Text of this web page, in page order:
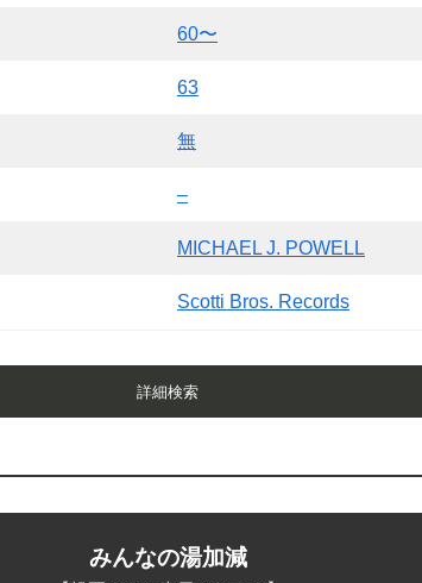
60〜
63
無
–
MICHAEL J. POWELL
Scotti Bros. Records
詳細検索
みんなの湯加減